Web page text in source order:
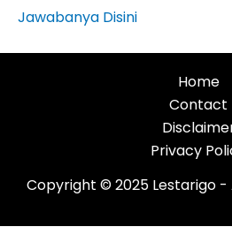
Jawabanya Disini
Home
Contact
Privacy
Copyright © 2025 Lestarigo -